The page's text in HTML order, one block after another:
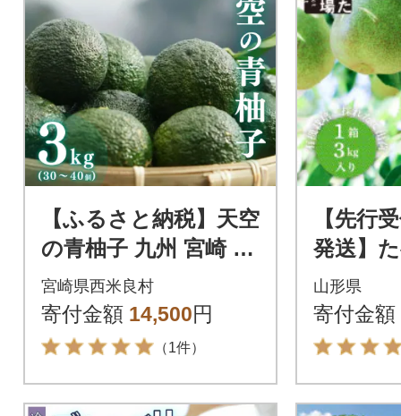
【ふるさと納税】天空
の青柚子 九州 宮崎 西
米良村 柚子 ゆず
宮崎県西米良村
寄付金額 14,500円
（1件）
【先行
発送】
フラン
ト箱入り
山形県
寄付金額